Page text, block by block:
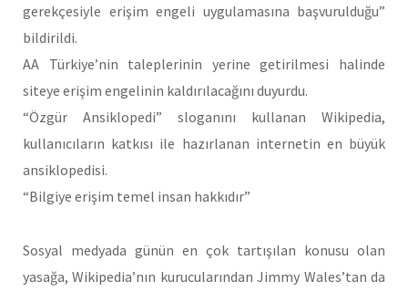
gerekçesiyle erişim engeli uygulamasına başvurulduğu”
bildirildi.
AA Türkiye’nin taleplerinin yerine getirilmesi halinde
siteye erişim engelinin kaldırılacağını duyurdu.
“Özgür Ansiklopedi” sloganını kullanan Wikipedia,
kullanıcıların katkısı ile hazırlanan internetin en büyük
ansiklopedisi.
“Bilgiye erişim temel insan hakkıdır”
Sosyal medyada günün en çok tartışılan konusu olan
yasağa, Wikipedia’nın kurucularından Jimmy Wales’tan da